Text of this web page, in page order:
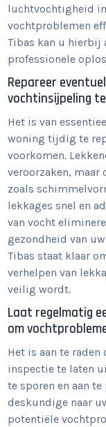
luchtvochtigheid
vochtproblemen
Tibas kan u hierbij
professionele
Repareer
vochtinsijpeling
Het is van
woning tijdig te
voorkomen.
veroorzaken,
zoals
lekkages snel en
van vocht
gezondheid van
Tibas staat klaar
verhelpen van
veilig wordt.
Laat regelmatig
om
Het is aan te
inspectie te laten
te sporen en aan
deskundige naar
potentiële